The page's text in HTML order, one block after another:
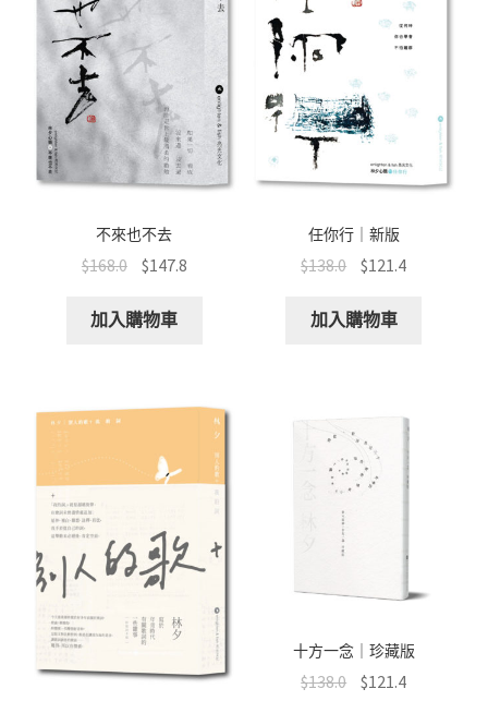
不來也不去
$168.0 $147.8
加入購物車
任你行｜新版
$138.0 $121.4
加入購物車
十方一念｜珍藏版
$138.0 $121.4